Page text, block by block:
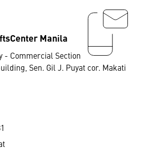
Manila
- Commercial Section
Sen. Gil J. Puyat cor. Makati